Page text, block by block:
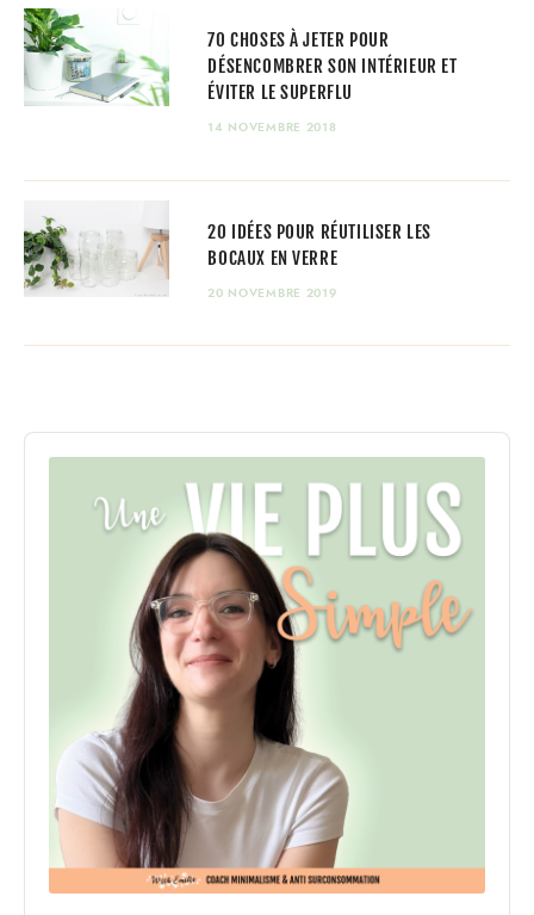
70 CHOSES À JETER POUR
DÉSENCOMBRER SON INTÉRIEUR ET
ÉVITER LE SUPERFLU
14 NOVEMBRE 2018
20 IDÉES POUR RÉUTILISER LES
BOCAUX EN VERRE
20 NOVEMBRE 2019
Audio
Player